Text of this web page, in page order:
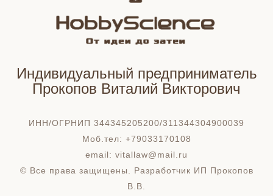
Индивидуальный предприниматель
Прокопов Виталий Викторович
ИНН/ОГРНИП 344345205200/311344304900039
Моб.тел: +79033170108
email: vitallaw@mail.ru
© Все права защищены. Разработчик ИП Прокопов
В.В.